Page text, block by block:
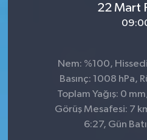
22 Mart
Nem: %100,
Basınç: 1008 hPa,
Toplam Yağış: 0
Görüş Mesafesi: 7
6:27, Gün